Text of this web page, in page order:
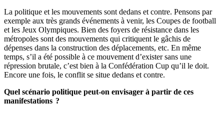
La politique et les mouvements sont dedans et contre. Pensons par
exemple aux très grands événements à venir, les Coupes de football
et les Jeux Olympiques. Bien des foyers de résistance dans les
métropoles sont des mouvements qui critiquent le gâchis de
dépenses dans la construction des déplacements, etc. En même
temps, s’il a été possible à ce mouvement d’exister sans une
répression brutale, c’est bien à la Confédération Cup qu’il le doit.
Encore une fois, le conflit se situe dedans et contre.
Quel scénario politique peut-on envisager à partir de ces
manifestations ?